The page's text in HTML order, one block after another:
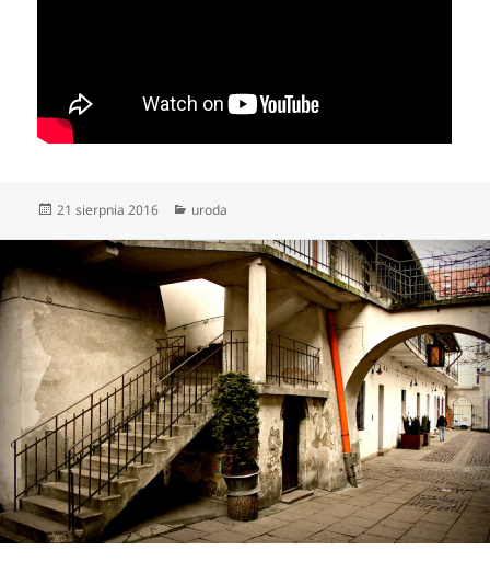
Data
21 sierpnia 2016 Kategorie
uroda